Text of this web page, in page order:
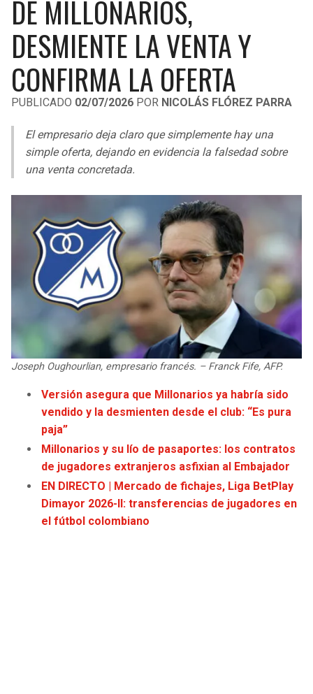
LIGA DE EXPANSIÓN MX
LEAGUES CUP
UEFA EUROPA LEAGUE
UEFA CONFERENCE LEAGUE
MLS
COPA LIBERTADORES
COPA SUDAMERICANA
LIGA BETPLAY
OTRAS LIGAS
RAIDERS
CHARGERS
RAVENS
BENGALS
STEELERS
TEXANS
COLTS
TITANS
COWBOYS
GIANTS
EAGLES
COMMANDERS
CAVALIERS
PISTONS
PACERS
BUCKS
HORNETS
HEAT
MAGIC
WARRIORS
CLIPPERS
LAKERS
SUNS
KINGS
DE MILLONARIOS,
DESMIENTE LA VENTA Y
CONFIRMA LA OFERTA
PUBLICADO 02/07/2026 POR NICOLÁS FLÓREZ PARRA
El empresario deja claro que simplemente hay una
simple oferta, dejando en evidencia la falsedad sobre
una venta concretada.
Joseph Oughourlian, empresario francés. – Franck Fife, AFP.
Versión asegura que Millonarios ya habría sido
vendido y la desmienten desde el club: “Es pura
paja”
Millonarios y su lío de pasaportes: los contratos
de jugadores extranjeros asfixian al Embajador
EN DIRECTO | Mercado de fichajes, Liga BetPlay
Dimayor 2026-II: transferencias de jugadores en
el fútbol colombiano